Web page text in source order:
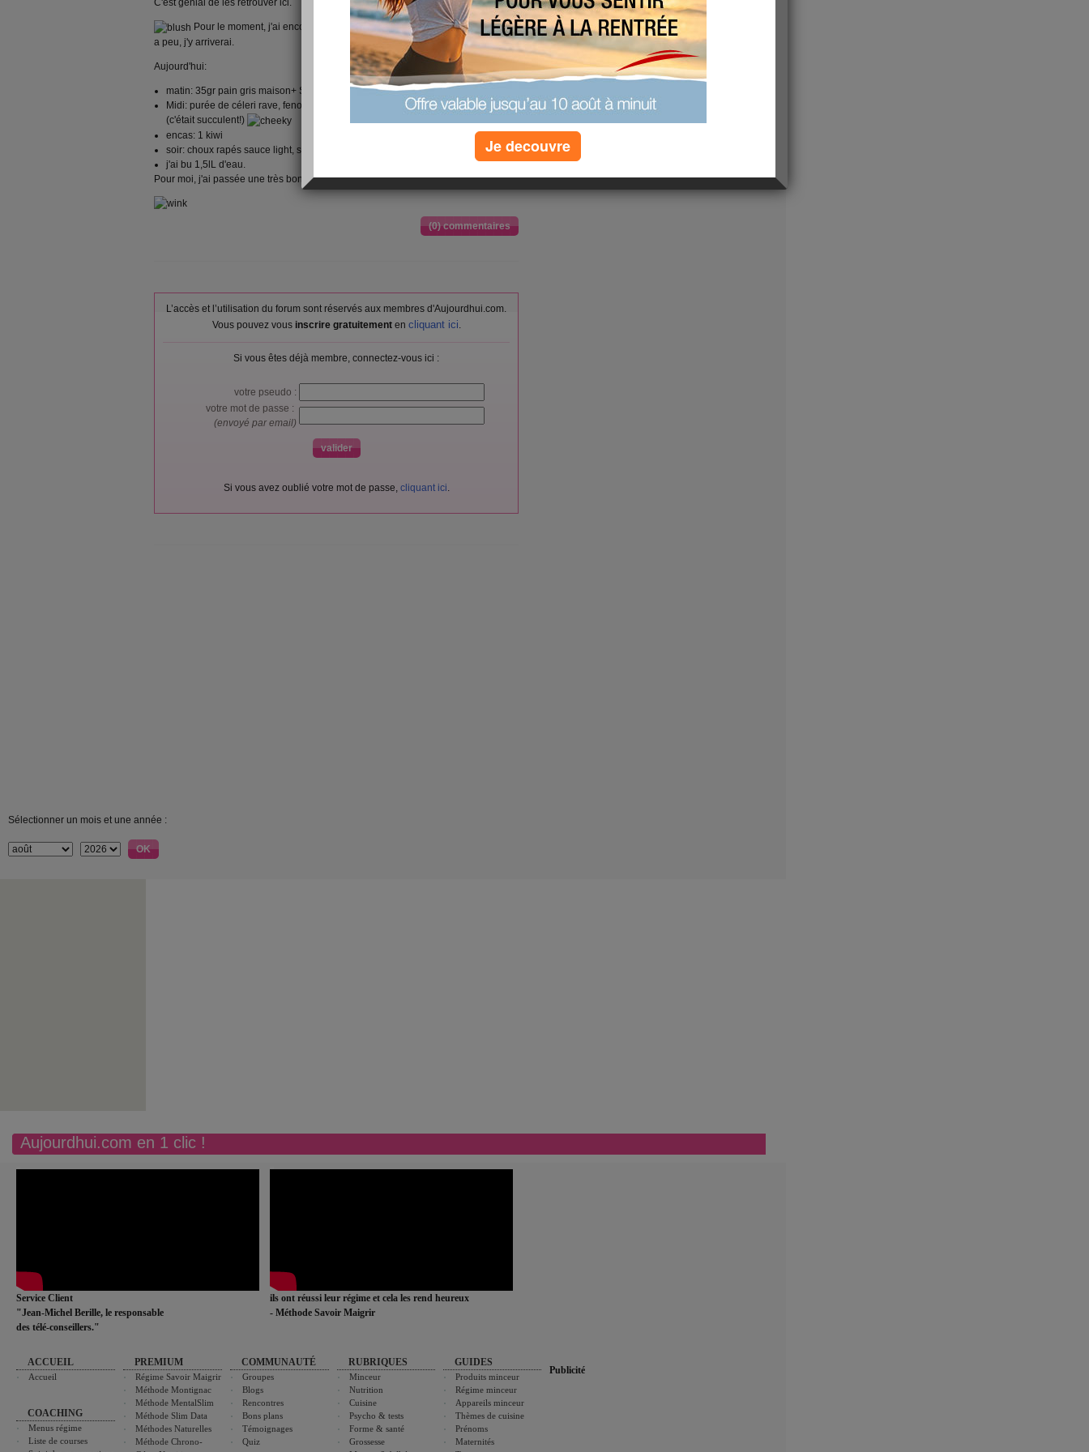
C'est génial de les retrouver ici.
Pour le moment, j'ai encore un peu de mal a m'y retrouver mais bon, peu
a peu, j'y arriverai.
Aujourd'hui:
matin: 35gr pain gris maison+ Samsoe+ yaourt aux fruits
Midi: purée de céleri rave, fenouil+carotte+pois avec fromage aux épicesn light
(c'était succulent!)
encas: 1 kiwi
soir: choux rapés sauce light, saumon, riz + orange en desser
j'ai bu 1,5lL d'eau.
Pour moi, j'ai passée une très bonne journée.
(0) commentaires
L’accès et l’utilisation du forum sont réservés aux membres d'Aujourdhui.com.
Vous pouvez vous inscrire gratuitementen cliquant ici
Si vous êtes déjà membre, connectez-vous ici :
votre pseudo :
votre mot de passe :
(envoyé par email)
Si vous avez oublié votre mot de passe, cliquant ici
Sélectionner un mois et une année :
Aujourdhui.com en 1 clic !
Service Client
"Jean-Michel Berille, le responsable
des télé-conseillers."
ils ont réussi leur régime et cela les rend heureux
- Méthode Savoir Maigrir
ACCUEIL
Accueil
COACHING
Menus régime
Liste de courses
PREMIUM
Régime Savoir Maigrir
Méthode Montignac
Méthode MentalSlim
Méthode Slim Data
Méthodes Naturelles
Méthode Chrono-
COMMUNAUTÉ
Groupes
Blogs
Rencontres
Bons plans
Témoignages
Quiz
RUBRIQUES
Minceur
Nutrition
Cuisine
Psycho & tests
Forme & santé
Grossesse
GUIDES
Produits minceur
Régime minceur
Appareils minceur
Thèmes de cuisine
Prénoms
Maternités
Publicité
Je decouvre